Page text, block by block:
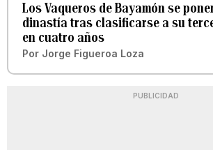
Los Vaqueros de Bayamón se
dinastía tras clasificarse a su
en cuatro años
Por Jorge Figueroa Loza
PUBLICIDAD